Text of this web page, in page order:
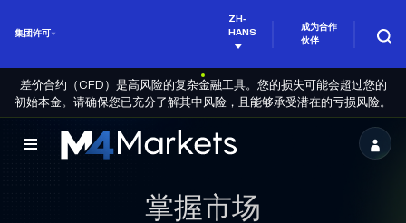
集团许可
ZH-
HANS
成为合作
伙伴
差价合约（CFD）是高风险的复杂金融工具。您的损失可能会超过您的
初始本金。请确保您已充分了解其中风险，且能够承受潜在的亏损风险。
M4Markets
掌握市场